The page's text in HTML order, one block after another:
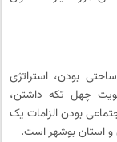
بودن، استراتژی
چهل تکه داشتن،
بودن الزامات یک
و استان بوشهر است.